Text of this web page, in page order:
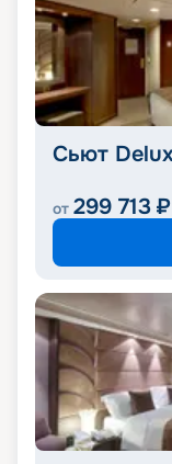
Сьют
от 299 713 ₽